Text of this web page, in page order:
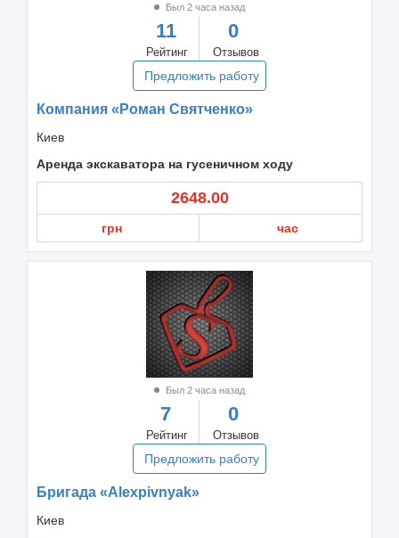
Был 2 часа назад
11
Рейтинг
0
Отзывов
Предложить работу
Компания «Роман Святченко»
Киев
Аренда экскаватора на гусеничном ходу
2648.00
грн час
Был 2 часа назад
7
Рейтинг
0
Отзывов
Предложить работу
Бригада «Alexpivnyak»
Киев